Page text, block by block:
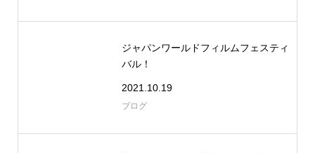
ジャパンワールドフィルムフェスティ
バル！
2021.10.19
ブログ